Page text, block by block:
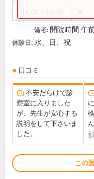
備考: 開院時間 午
休診日: 水、日、祝
口コミ
不安だらけで診
察室に入りました
が、先生が安心する
説明をして下さいま
した。
この